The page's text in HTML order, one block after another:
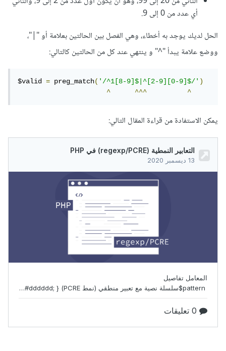
أي عدد من 0 إلى 9.
الحل لديك يوجد به أخطاء، وهي الفصل بين الحالتين بعلامة أو "|"،
ووضع علامة يبدأ "^" و ينتهي عند كل من الحالتين كالتالي:
$valid = preg_match('/^1[8-9]$|^[2-9][0-9]$/')
^
^^^ ^
يمكن الاستفادة من قراءة المقال التالي: